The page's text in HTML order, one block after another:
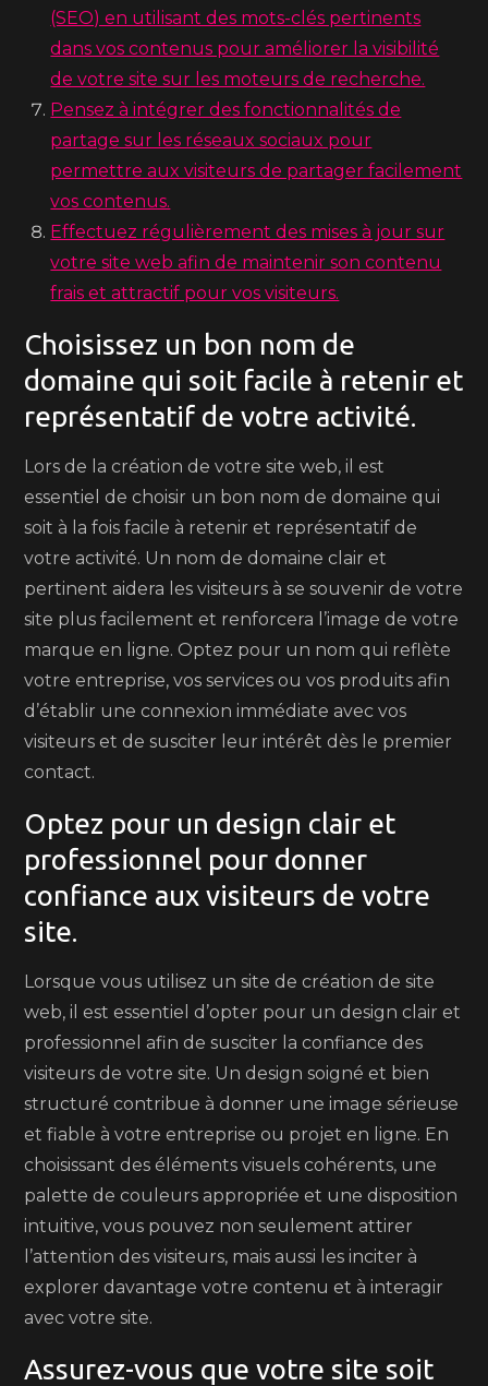
(SEO) en utilisant des mots-clés pertinents
dans vos contenus pour améliorer la visibilité
de votre site sur les moteurs de recherche.
Pensez à intégrer des fonctionnalités de
partage sur les réseaux sociaux pour
permettre aux visiteurs de partager facilement
vos contenus.
Effectuez régulièrement des mises à jour sur
votre site web afin de maintenir son contenu
frais et attractif pour vos visiteurs.
Choisissez un bon nom de
domaine qui soit facile à retenir et
représentatif de votre activité.
Lors de la création de votre site web, il est
essentiel de choisir un bon nom de domaine qui
soit à la fois facile à retenir et représentatif de
votre activité. Un nom de domaine clair et
pertinent aidera les visiteurs à se souvenir de votre
site plus facilement et renforcera l’image de votre
marque en ligne. Optez pour un nom qui reflète
votre entreprise, vos services ou vos produits afin
d’établir une connexion immédiate avec vos
visiteurs et de susciter leur intérêt dès le premier
contact.
Optez pour un design clair et
professionnel pour donner
confiance aux visiteurs de votre
site.
Lorsque vous utilisez un site de création de site
web, il est essentiel d’opter pour un design clair et
professionnel afin de susciter la confiance des
visiteurs de votre site. Un design soigné et bien
structuré contribue à donner une image sérieuse
et fiable à votre entreprise ou projet en ligne. En
choisissant des éléments visuels cohérents, une
palette de couleurs appropriée et une disposition
intuitive, vous pouvez non seulement attirer
l’attention des visiteurs, mais aussi les inciter à
explorer davantage votre contenu et à interagir
avec votre site.
Assurez-vous que votre site soit